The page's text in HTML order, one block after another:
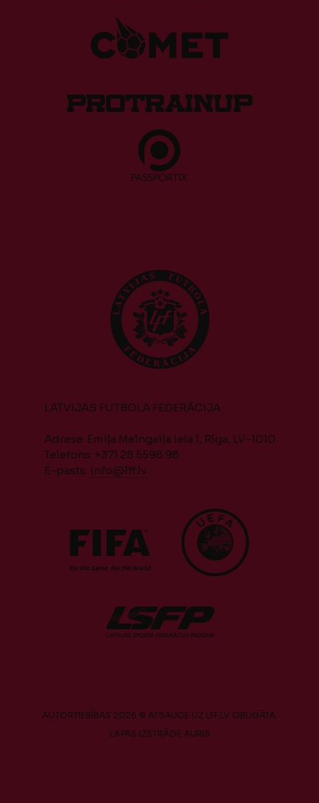
LATVIJAS FUTBOLA FEDERĀCIJA
Adrese: Emiļa Melngaiļa iela 1, Rīga, LV-1010
Telefons: +371 28 5598 98
E-pasts: info@lff.lv
AUTORTIESĪBAS 2026 © ATSAUCE UZ LFF.LV OBLIGĀTA.
LAPAS IZSTRĀDE AURIS